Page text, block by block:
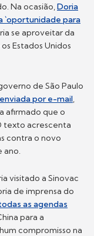
Na ocasião, Doria
`oportunidade para
se aproveitar da
Estados Unidos
de São Paulo
por e-mail
afirmado que o
texto acrescenta
contra o novo
visitado a Sinovac
de imprensa do
as agendas
para a
compromisso na